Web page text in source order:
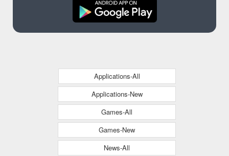
Applications-All
Applications-New
Games-All
Games-New
News-All